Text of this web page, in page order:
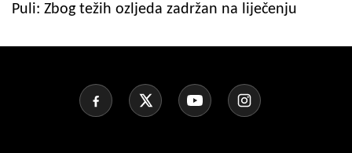
Puli: Zbog težih ozljeda zadržan na liječenju